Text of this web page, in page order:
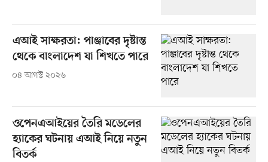
এআই সাক্ষরতা: পাঞ্জাবের দৃষ্টান্ত
থেকে বাংলাদেশ যা শিখতে পারে
০৪ আগস্ট ২০২৬
ওপেনএআইয়ের তৈরি মডেলের
হ্যাকের ঘটনায় এআই নিয়ে নতুন
বিতর্ক